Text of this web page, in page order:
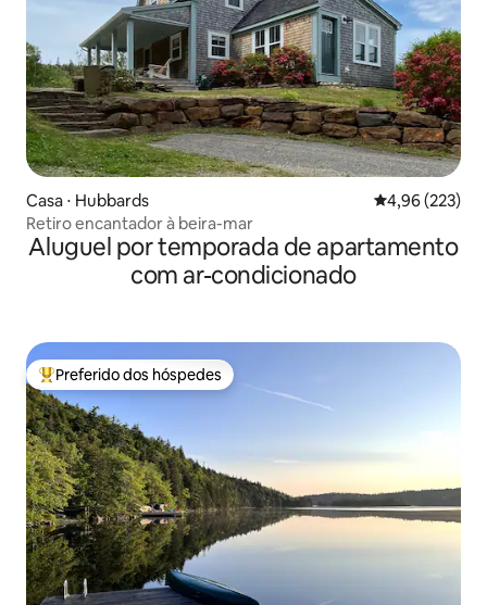
Casa ⋅ Hubbards 4,96 de uma
4,96 (223)
Retiro encantador à beira-mar
Aluguel por temporada de apartamento
com ar-condicionado
Entre os melhores preferidos dos hóspedes
Preferido dos hóspedes